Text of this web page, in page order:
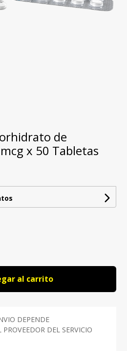
de
x 50 Tabletas
al carrito
DEPENDE
DEL SERVICIO